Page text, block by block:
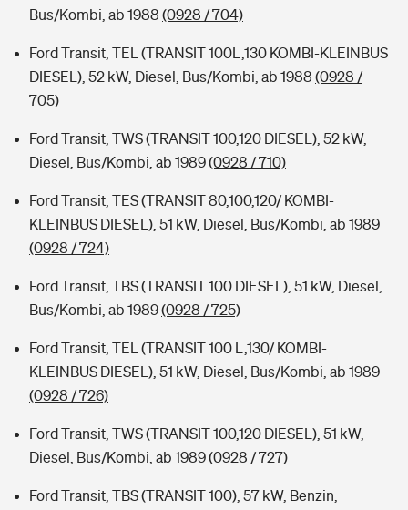
Bus/Kombi, ab 1988 (0928 / 704)
Ford Transit, TEL (TRANSIT 100L,130 KOMBI-KLEINBUS
DIESEL), 52 kW, Diesel, Bus/Kombi, ab 1988 (0928 /
705)
Ford Transit, TWS (TRANSIT 100,120 DIESEL), 52 kW,
Diesel, Bus/Kombi, ab 1989(0928 / 710)
Ford Transit, TES (TRANSIT 80,100,120/ KOMBI-
KLEINBUS DIESEL), 51 kW, Diesel, Bus/Kombi, ab 1989
(0928 / 724)
Ford Transit, TBS (TRANSIT 100 DIESEL), 51 kW, Diesel,
Bus/Kombi, ab 1989(0928 / 725)
Ford Transit, TEL (TRANSIT 100 L,130/ KOMBI-
KLEINBUS DIESEL), 51 kW, Diesel, Bus/Kombi, ab 1989
(0928 / 726)
Ford Transit, TWS (TRANSIT 100,120 DIESEL), 51 kW,
Diesel, Bus/Kombi, ab 1989(0928 / 727)
Ford Transit, TBS (TRANSIT 100), 57 kW, Benzin,